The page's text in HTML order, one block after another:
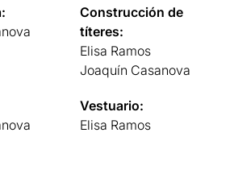
Construcción de
títeres:
Elisa Ramos
Joaquín Casanova
Vestuario:
Elisa Ramos